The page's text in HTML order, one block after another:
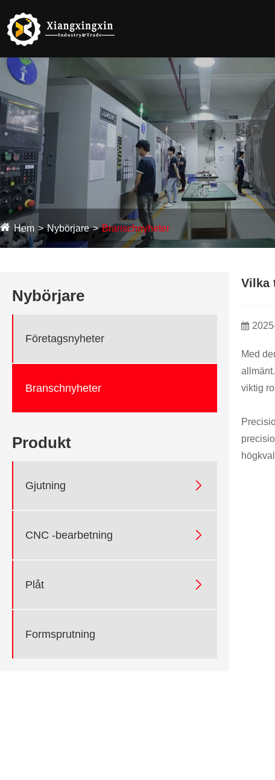
Hem Nybörjare Branschnyheter
Nybörjare
Företagsnyheter
Branschnyheter
Produkt
Gjutning 
CNC -bearbetning 
Plåt 
Formsprutning
Vilka
Med
viktig